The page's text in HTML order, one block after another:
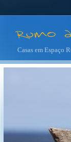
Casas em Espaço